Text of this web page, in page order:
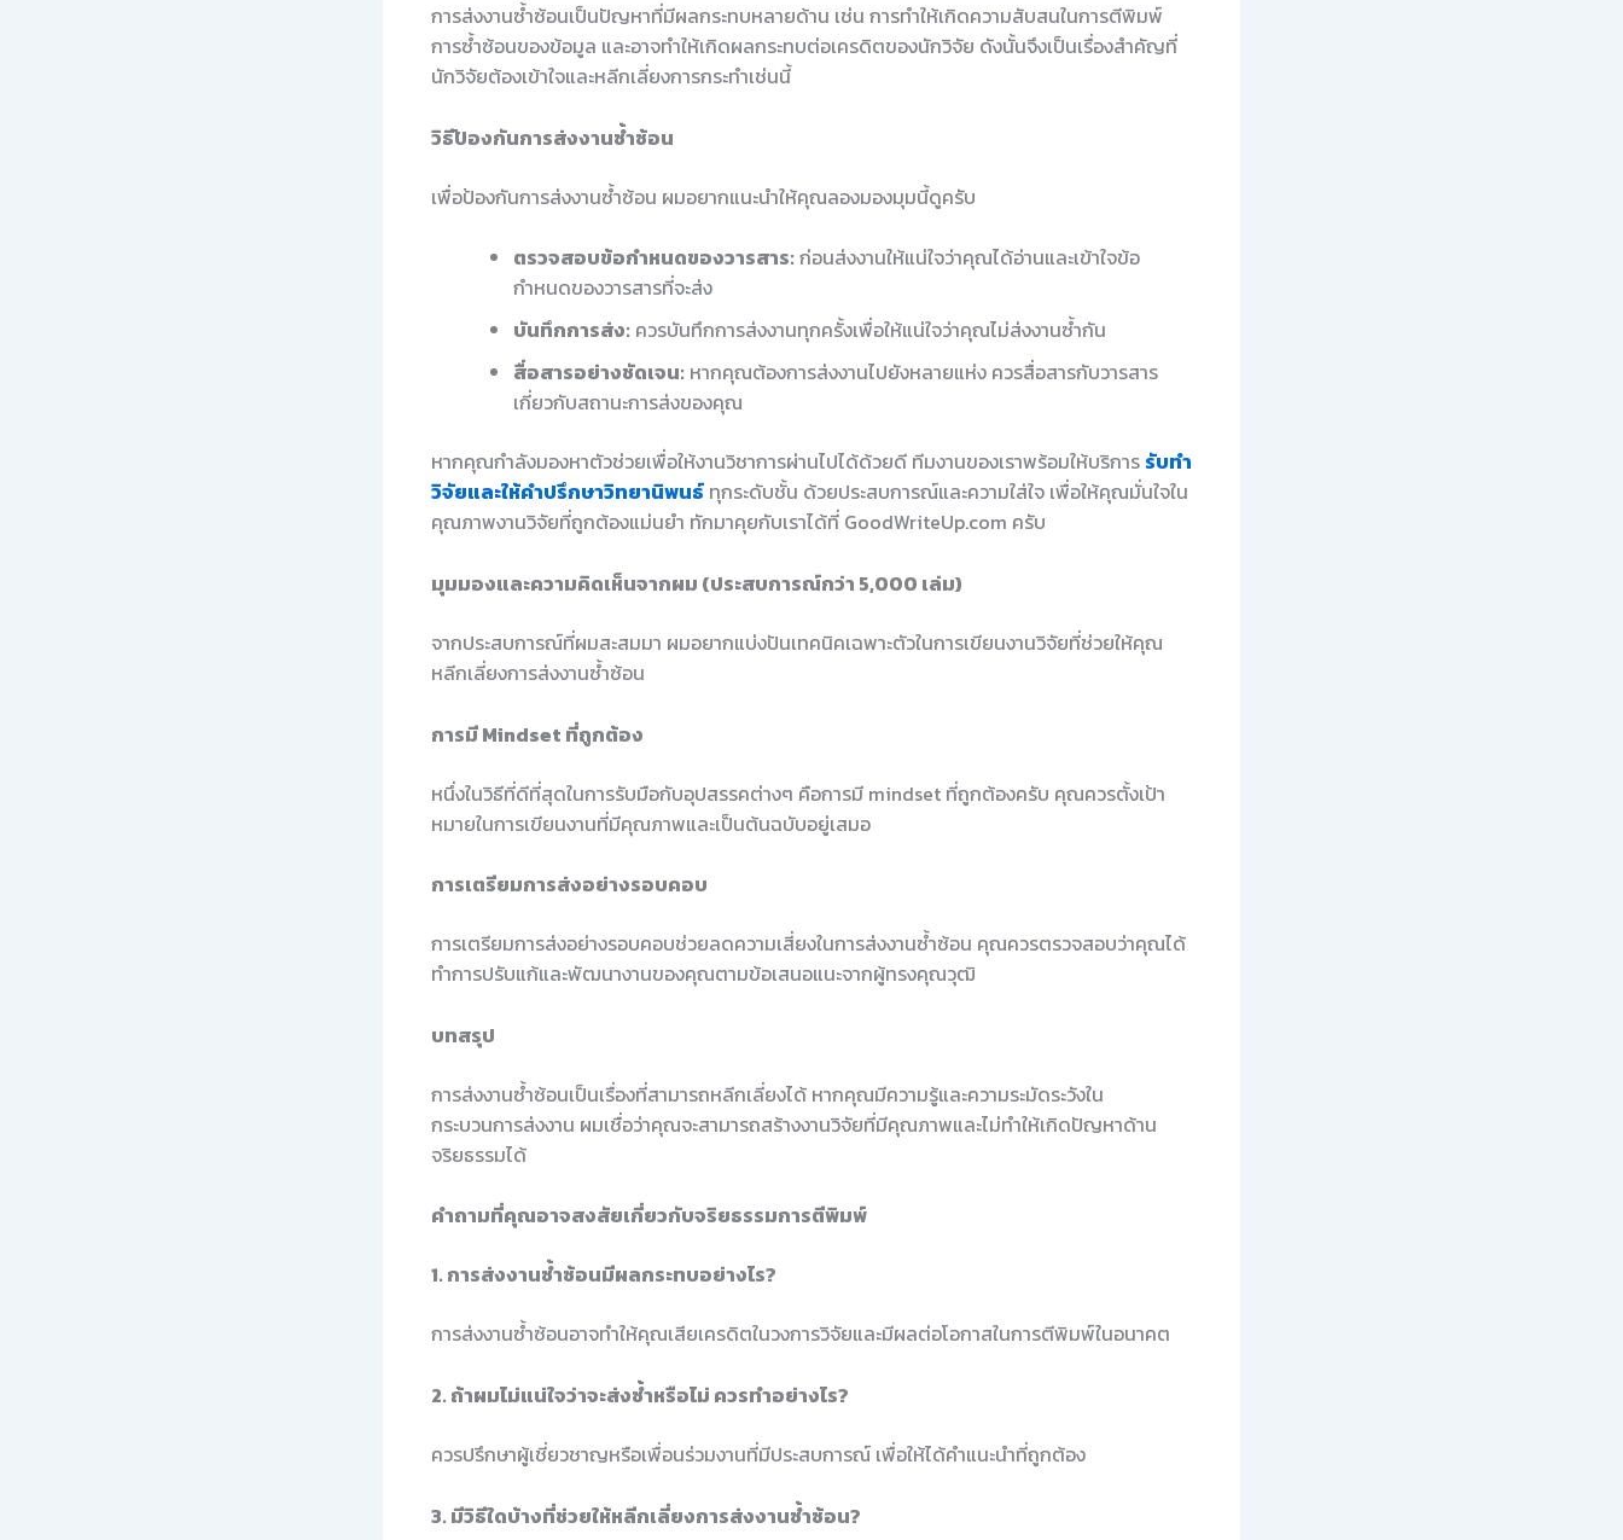
การส่งงานซ้ำซ้อนเป็นปัญหาที่มีผลกระทบหลายด้าน เช่น การทำให้เกิดความสับสนในการตีพิมพ์
การซ้ำซ้อนของข้อมูล และอาจทำให้เกิดผลกระทบต่อเครดิตของนักวิจัย ดังนั้นจึงเป็นเรื่องสำคัญที่
นักวิจัยต้องเข้าใจและหลีกเลี่ยงการกระทำเช่นนี้
วิธีป้องกันการส่งงานซ้ำซ้อน
เพื่อป้องกันการส่งงานซ้ำซ้อน ผมอยากแนะนำให้คุณลองมองมุมนี้ดูครับ
ตรวจสอบข้อกำหนดของวารสาร: ก่อนส่งงานให้แน่ใจว่าคุณได้อ่านและเข้าใจข้อ
กำหนดของวารสารที่จะส่ง
บันทึกการส่ง: ควรบันทึกการส่งงานทุกครั้งเพื่อให้แน่ใจว่าคุณไม่ส่งงานซ้ำกัน
สื่อสารอย่างชัดเจน: หากคุณต้องการส่งงานไปยังหลายแห่ง ควรสื่อสารกับวารสาร
เกี่ยวกับสถานะการส่งของคุณ
หากคุณกำลังมองหาตัวช่วยเพื่อให้งานวิชาการผ่านไปได้ด้วยดี ทีมงานของเราพร้อมให้บริการ รับทำ
วิจัยและให้คำปรึกษาวิทยานิพนธ์ ทุกระดับชั้น ด้วยประสบการณ์และความใส่ใจ เพื่อให้คุณมั่นใจใน
คุณภาพงานวิจัยที่ถูกต้องแม่นยำ ทักมาคุยกับเราได้ที่ GoodWriteUp.com ครับ
มุมมองและความคิดเห็นจากผม (ประสบการณ์กว่า 5,000 เล่ม)
จากประสบการณ์ที่ผมสะสมมา ผมอยากแบ่งปันเทคนิคเฉพาะตัวในการเขียนงานวิจัยที่ช่วยให้คุณ
หลีกเลี่ยงการส่งงานซ้ำซ้อน
การมี Mindset ที่ถูกต้อง
หนึ่งในวิธีที่ดีที่สุดในการรับมือกับอุปสรรคต่างๆ คือการมี mindset ที่ถูกต้องครับ คุณควรตั้งเป้า
หมายในการเขียนงานที่มีคุณภาพและเป็นต้นฉบับอยู่เสมอ
การเตรียมการส่งอย่างรอบคอบ
การเตรียมการส่งอย่างรอบคอบช่วยลดความเสี่ยงในการส่งงานซ้ำซ้อน คุณควรตรวจสอบว่าคุณได้
ทำการปรับแก้และพัฒนางานของคุณตามข้อเสนอแนะจากผู้ทรงคุณวุฒิ
บทสรุป
การส่งงานซ้ำซ้อนเป็นเรื่องที่สามารถหลีกเลี่ยงได้ หากคุณมีความรู้และความระมัดระวังใน
กระบวนการส่งงาน ผมเชื่อว่าคุณจะสามารถสร้างงานวิจัยที่มีคุณภาพและไม่ทำให้เกิดปัญหาด้าน
จริยธรรมได้
คำถามที่คุณอาจสงสัยเกี่ยวกับจริยธรรมการตีพิมพ์
1. การส่งงานซ้ำซ้อนมีผลกระทบอย่างไร?
การส่งงานซ้ำซ้อนอาจทำให้คุณเสียเครดิตในวงการวิจัยและมีผลต่อโอกาสในการตีพิมพ์ในอนาคต
2. ถ้าผมไม่แน่ใจว่าจะส่งซ้ำหรือไม่ ควรทำอย่างไร?
ควรปรึกษาผู้เชี่ยวชาญหรือเพื่อนร่วมงานที่มีประสบการณ์ เพื่อให้ได้คำแนะนำที่ถูกต้อง
3. มีวิธีใดบ้างที่ช่วยให้หลีกเลี่ยงการส่งงานซ้ำซ้อน?